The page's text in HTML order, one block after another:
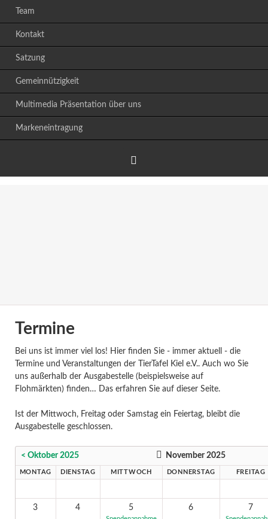
Team
Kontakt
Satzung
Gemeinnützigkeit
Multimedia Präsentation über uns
Markeneintragung
Termine
Bei uns ist immer viel los! Hier finden Sie - immer aktuell - die
Termine und Veranstaltungen der TierTafel Kiel e.V.. Auch wo Sie
uns außerhalb der Ausgabestelle (beispielsweise auf
Flohmärkten) finden… Das erfahren Sie auf dieser Seite.
Ist der Mittwoch, Freitag oder Samstag ein Feiertag, bleibt die
Ausgabestelle geschlossen.
< Oktober 2025 November 2025
MONTAG DIENSTAG MITTWOCH DONNERSTAG FREITAG
3 4 5 6 7